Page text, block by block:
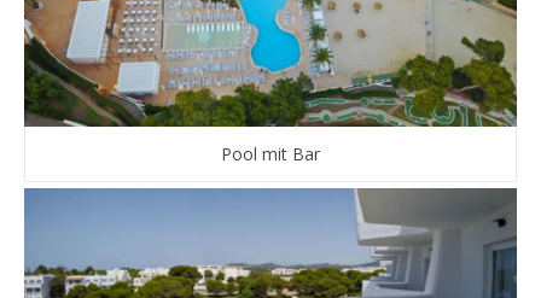
Pool mit Bar